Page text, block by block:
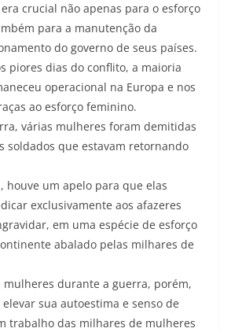
crucial não apenas para o esforço
para a manutenção da
do governo de seus países.
piores dias do conflito, a maioria
operacional na Europa e nos
ao esforço feminino.
várias mulheres foram demitidas
soldados que estavam retornando
houve um apelo para que elas
exclusivamente aos afazeres
em uma espécie de esforço
abalado pelas milhares de
mulheres durante a guerra, porém,
sua autoestima e senso de
trabalho das milhares de mulheres